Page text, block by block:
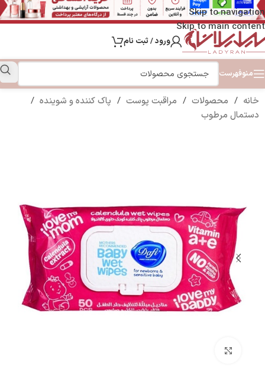
Skip to navigation
Skip to main content
ورود / ثبت نام
منوفهرست
خانه / محصولات / مراقبت پوست / پاک کننده و شوینده /
دستمال مرطوب